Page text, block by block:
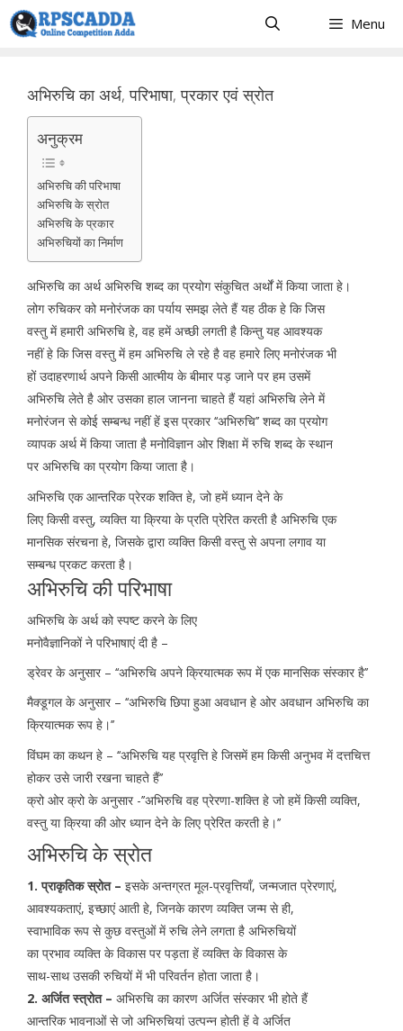
Skip
to
Menu
अभिरुचि का अर्थ, परिभाषा, प्रकार एवं स्रोत
अनुक्रम
अभिरुचि की परिभाषा
अभिरुचि के स्रोत
अभिरुचि के प्रकार
अभिरुचियों का निर्माण
अभिरुचि का अर्थ अभिरुचि शब्द का प्रयोग संकुचित अर्थों में किया जाता हे।
लोग रुचिकर को मनोरंजक का पर्याय समझ लेते हैं यह ठीक हे कि जिस
वस्तु में हमारी अभिरुचि हे, वह हमें अच्छी लगती है किन्तु यह आवश्यक
नहीं हे कि जिस वस्तु में हम अभिरुचि ले रहे है वह हमारे लिए मनोरंजक भी
हों उदाहरणार्थ अपने किसी आत्मीय के बीमार पड़ जाने पर हम उसमें
अभिरुचि लेते है ओर उसका हाल जानना चाहते हैं यहां अभिरुचि लेने में
मनोरंजन से कोई सम्बन्ध नहीं हें इस प्रकार ‘‘अभिरुचि’’ शब्द का प्रयोग
व्यापक अर्थ में किया जाता है मनोविज्ञान ओर शिक्षा में रुचि शब्द के स्थान
पर अभिरुचि का प्रयोग किया जाता है।
अभिरुचि एक आन्तरिक प्रेरक शक्ति हे, जो हमें ध्यान देने के
लिए किसी वस्तु, व्यक्ति या क्रिया के प्रति प्रेरित करती है अभिरुचि एक
मानसिक संरचना हे, जिसके द्वारा व्यक्ति किसी वस्तु से अपना लगाव या
सम्बन्ध प्रकट करता है।
अभिरुचि की परिभाषा
अभिरुचि के अर्थ को स्पष्ट करने के लिए
मनोवैज्ञानिकों ने परिभाषाएं दी है –
ड्रेवर के अनुसार – ‘‘अभिरुचि अपने क्रियात्मक रूप में एक मानसिक संस्कार है’’
मैक्डूगल के अनुसार – ‘‘अभिरुचि छिपा हुआ अवधान हे ओर अवधान अभिरुचि का
क्रियात्मक रूप हे।’’
विंघम का कथन हे – ‘‘अभिरुचि यह प्रवृत्ति हे जिसमें हम किसी अनुभव में दत्तचित्त
होकर उसे जारी रखना चाहते हैं’’
क्रो ओर क्रो के अनुसार -’’अभिरुचि वह प्रेरणा-शक्ति हे जो हमें किसी व्यक्ति,
वस्तु या क्रिया की ओर ध्यान देने के लिए प्रेरित करती हे।’’
अभिरुचि के स्रोत
1. प्राकृतिक स्रोत – इसके अन्तग्रत मूल-प्रवृत्तियाँ, जन्मजात प्रेरणाएं,
आवश्यकताएं, इच्छाएं आती हे, जिनके कारण व्यक्ति जन्म से ही,
स्वाभाविक रूप से कुछ वस्तुओं में रुचि लेने लगता है अभिरुचियों
का प्रभाव व्यक्ति के विकास पर पड़ता हें व्यक्ति के विकास के
साथ-साथ उसकी रुचियों में भी परिवर्तन होता जाता है।
2. अर्जित स्त्रोत – अभिरुचि का कारण अर्जित संस्कार भी होते हैं
आन्तरिक भावनाओं से जो अभिरुचियां उत्पन्न होती हें वे अर्जित